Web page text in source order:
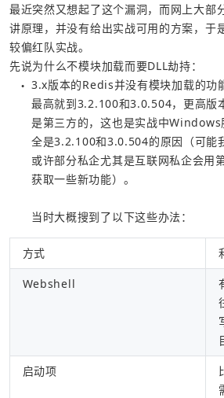
最近突然又想起了这个漏洞，而网上大部
讲原理，并没有给出实战可用的方案，于
先说为什么不模块加载而要DLL劫持：
●
3.x版本的Redis并没有模块加载的功
最高就到3.2.100和3.0.504，更高
是第三方的，这也是实战中
全是3.2.100和3.0.504的原因（可能
或许部分私企尤其是互联网私企会用
当时大概搜到了以下这些办法：
方式
Webshell
启动项